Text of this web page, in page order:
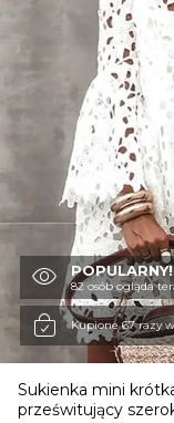
MODA PLAŻOWA
KURTKI I PŁASZCZE
SPÓDNICE
POPULARNY!
82 osób ogląda
Kupione 67 razy
Sukienka mini
prześwitujący